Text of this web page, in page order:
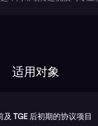
适用对象
及 TGE 后初期的协议项目